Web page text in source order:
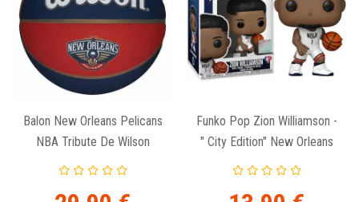
Balon New Orleans Pelicans
NBA Tribute De Wilson
Funko Pop Zion Williamson -
" City Edition" New Orleans
Pelicans 130